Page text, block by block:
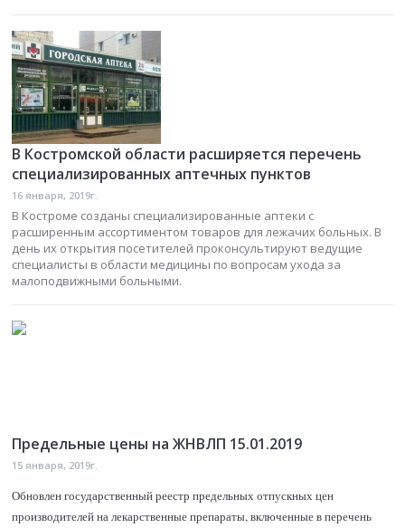
В Костромской области расширяется перечень
специализированных аптечных пунктов
16 января, 2019г.
В Костроме созданы специализированные аптеки с
расширенным ассортиментом товаров для лежачих больных. В
день их открытия посетителей проконсультируют ведущие
специалисты в области медицины по вопросам ухода за
малоподвижными больными.
Предельные цены на ЖНВЛП 15.01.2019
15 января, 2019г.
Обновлен государственный реестр предельных отпускных цен
производителей на лекарственные препараты, включенные в перечень